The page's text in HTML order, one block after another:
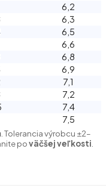
6,2
6,3
6,5
6,6
6,8
6,9
7,1
7,2
7,4
7,5
. Tolerancia výrobcu ±2–
poväčšej veľkosti